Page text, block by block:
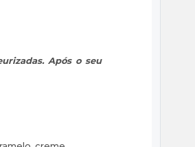
Após o seu